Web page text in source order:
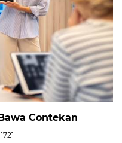
Contekan
1721